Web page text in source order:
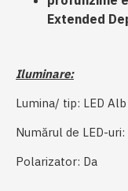
Extended
Iluminare:
Lumina/ tip: LED Alb
Numărul de LED-uri:
Polarizator: Da